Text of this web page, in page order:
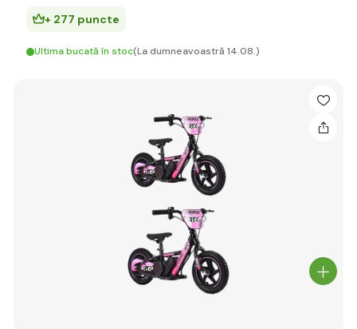
+ 277 puncte
Ultima bucată în stoc(La dumneavoastră 14.08.)